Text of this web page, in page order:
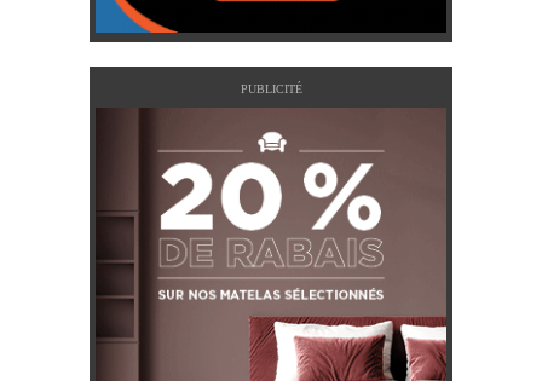
PUBLICITÉ